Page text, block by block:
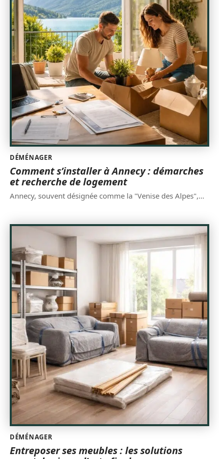
DÉMÉNAGER
Comment s’installer à Annecy : démarches
et recherche de logement
Annecy, souvent désignée comme la "Venise des Alpes",…
DÉMÉNAGER
Entreposer ses meubles : les solutions